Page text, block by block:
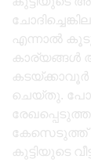
എന്നാൽ
കാര്യങ്ങൾ
ചെയ്തു.
കേസെടുത്ത്
കുട്ടിയുടെ